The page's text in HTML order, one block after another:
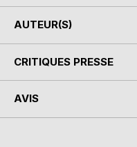
AUTEUR(S)
CRITIQUES PRESSE
AVIS